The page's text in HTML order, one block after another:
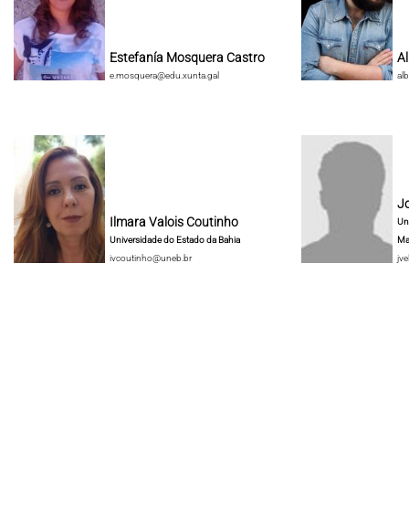
Estefanía Mosquera Castro
e.mosquera@edu.xunta.gal
Ilmara Valois Coutinho
Universidade do Estado da Bahia
ivcoutinho@uneb.br